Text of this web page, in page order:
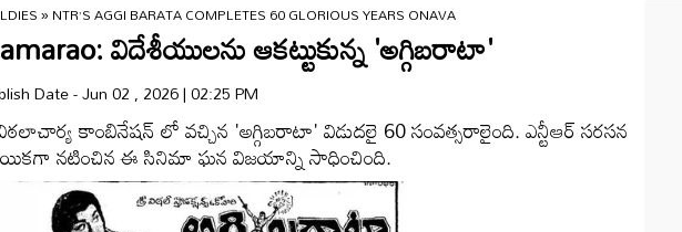
»NTR’S AGGI BARATA COMPLETES 60 GLORIOUS YEARS ONAVA
విదేశీయులను ఆకట్టుకున్న 'అగ్గిబరాటా'
Date - Jun 02 , 2026 | 02:25 PM
కాంబినేషన్ లో వచ్చిన 'అగ్గిబరాటా' విడుదలై 60 సంవత్సరాలైంది. ఎన్టీఆర్‌ సరసన
నటించిన ఈ సినిమా ఘన విజయాన్ని సాధించింది.